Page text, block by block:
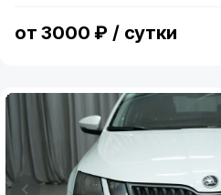
от 3000 ₽ / сутки